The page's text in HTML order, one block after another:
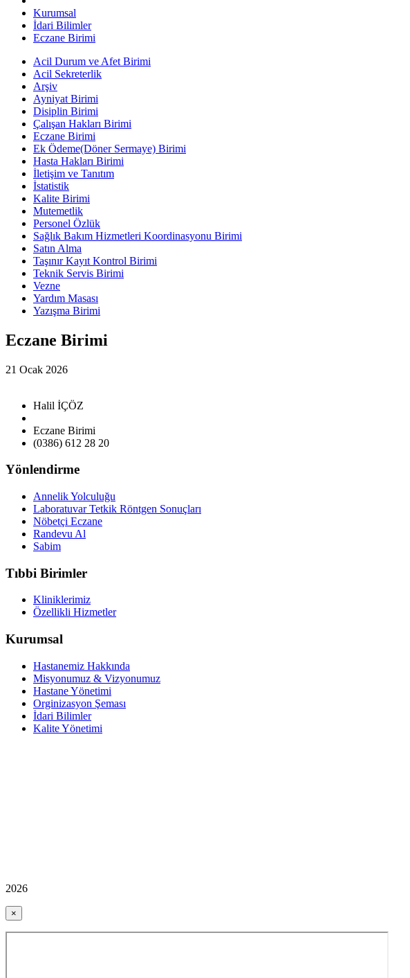
Kurumsal
İdari Bilimler
Eczane Birimi
Acil Durum ve Afet Birimi
Acil Sekreterlik
Arşiv
Ayniyat Birimi
Disiplin Birimi
Çalışan Hakları Birimi
Eczane Birimi
Ek Ödeme(Döner Sermaye) Birimi
Hasta Hakları Birimi
İletişim ve Tanıtım
İstatistik
Kalite Birimi
Mutemetlik
Personel Özlük
Sağlık Bakım Hizmetleri Koordinasyonu Birimi
Satın Alma
Taşınır Kayıt Kontrol Birimi
Teknik Servis Birimi
Vezne
Yardım Masası
Yazışma Birimi
Eczane Birimi
21 Ocak 2026
Halil İÇÖZ
Eczane Birimi
(0386) 612 28 20
Yönlendirme
Annelik Yolculuğu
Laboratuvar Tetkik Röntgen Sonuçları
Nöbetçi Eczane
Randevu Al
Sabim
Tıbbi Birimler
Kliniklerimiz
Özellikli Hizmetler
Kurumsal
Hastanemiz Hakkında
Misyonumuz & Vizyonumuz
Hastane Yönetimi
Orginizasyon Şeması
İdari Bilimler
Kalite Yönetimi
2026
×